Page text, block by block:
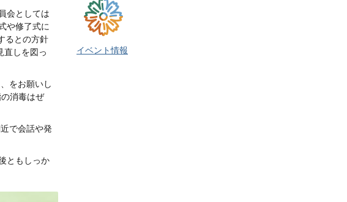
会としては
や修了式に
るとの方針
直しを図っ
をお願いし
消毒はぜ
で会話や発
ともしっか
イベント情報